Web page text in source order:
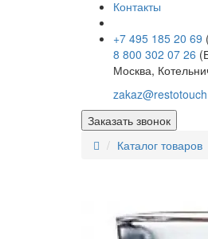
Контакты
+7 495 185 20 69
8 800 302 07 26
Москва,
Заказать звонок
Каталог товаров